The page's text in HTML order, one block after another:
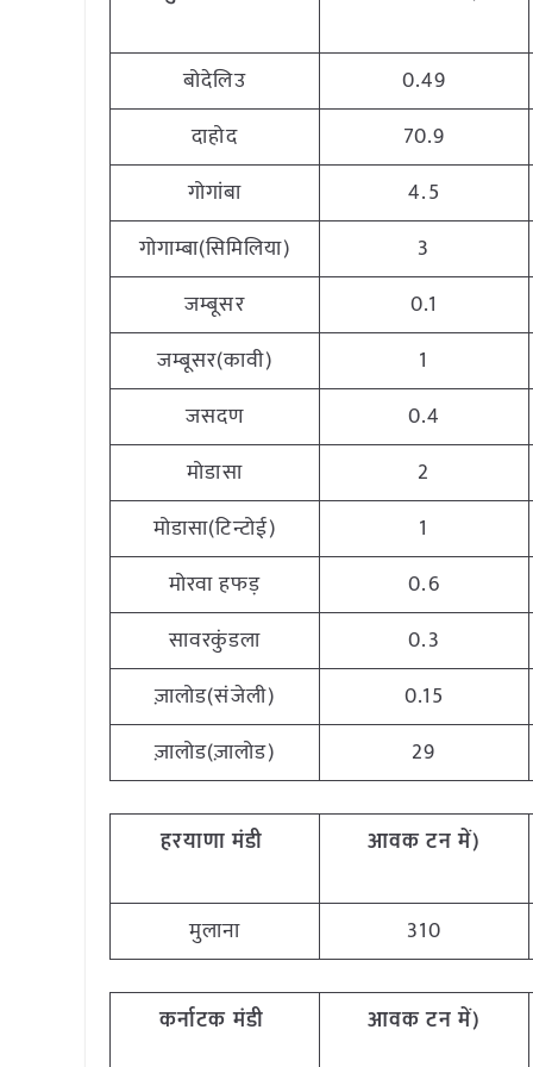
बोदेलिउ
0.49
दाहोद
70.9
गोगांबा
4.5
गोगाम्बा(सिमिलिया)
3
जम्बूसर
0.1
जम्बूसर(कावी)
1
जसदण
0.4
मोडासा
2
मोडासा(टिन्टोई)
1
मोरवा हफड़
0.6
सावरकुंडला
0.3
ज़ालोड(संजेली)
0.15
ज़ालोड(ज़ालोड)
29
हरयाणा मंडी आवकटनमें)
मुलाना 310
कर्नाटकमंडी आवकटनमें)